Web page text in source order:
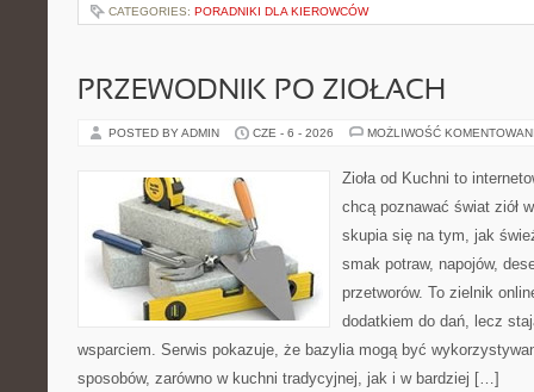
CATEGORIES: PORADNIKI DLA KIEROWCÓW
PRZEWODNIK PO ZIOŁACH
POSTED BY ADMIN CZE - 6 - 2026 MOŻLIWOŚĆ
Zioła od Kuchni to
chcą poznawać świat ziół
skupia się na tym, jak
smak potraw, napojów,
przetworów. To zielnik
dodatkiem do dań, lecz
wsparciem. Serwis pokazuje, że bazylia mogą być
sposobów, zarówno w kuchni tradycyjnej, jak i w bardziej […]